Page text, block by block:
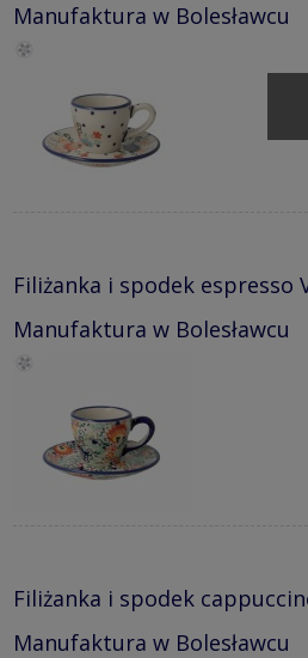
Manufaktura w Bolesławcu
Filiżanka i spodek espresso
Manufaktura w Bolesławcu
Filiżanka i spodek
Manufaktura w Bolesławcu